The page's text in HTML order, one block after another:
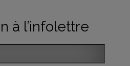
à l’infolettre